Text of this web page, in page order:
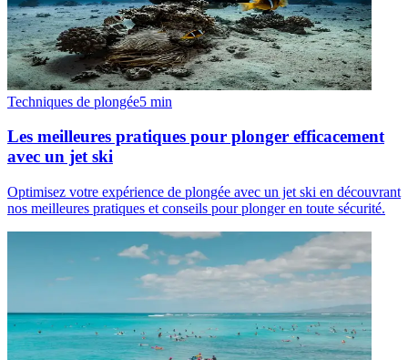
Techniques de plongée5 min
Les meilleures pratiques pour plonger efficacement
avec un jet ski
Optimisez votre expérience de plongée avec un jet ski en découvrant
nos meilleures pratiques et conseils pour plonger en toute sécurité.